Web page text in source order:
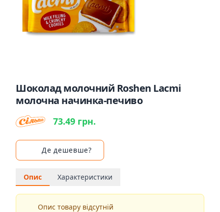
Шоколад молочний Roshen Lacmi
молочна начинка-печиво
73.49 грн.
Де дешевше?
Опис Характеристики
Опис товару відсутній